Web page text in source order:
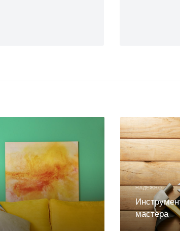
НАДЕЖНО
мастера